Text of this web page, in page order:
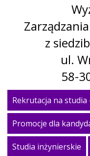
z
ul.
58-
Rekrutacja na
Promocje dla
Studia inżynierskie